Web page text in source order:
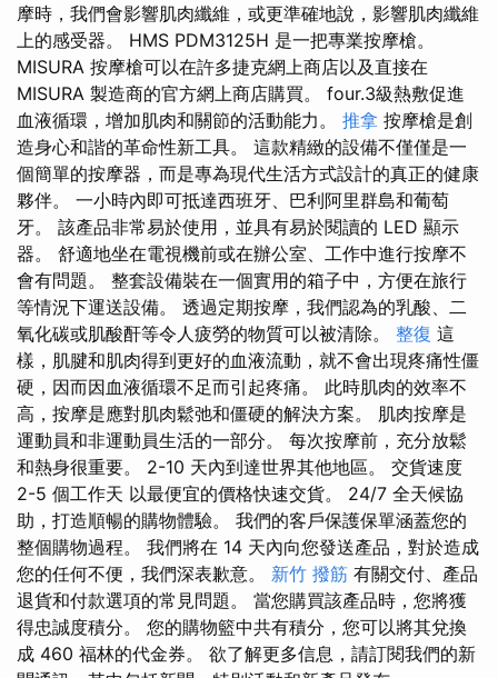
摩時，我們會影響肌肉纖維，或更準確地說，影響肌肉纖維
上的感受器。 HMS PDM3125H 是一把專業按摩槍。
MISURA 按摩槍可以在許多捷克網上商店以及直接在
MISURA 製造商的官方網上商店購買。 four.3級熱敷促進
血液循環，增加肌肉和關節的活動能力。 推拿 按摩槍是創
造身心和諧的革命性新工具。 這款精緻的設備不僅僅是一
個簡單的按摩器，而是專為現代生活方式設計的真正的健康
夥伴。 一小時內即可抵達西班牙、巴利阿里群島和葡萄
牙。 該產品非常易於使用，並具有易於閱讀的 LED 顯示
器。 舒適地坐在電視機前或在辦公室、工作中進行按摩不
會有問題。 整套設備裝在一個實用的箱子中，方便在旅行
等情況下運送設備。 透過定期按摩，我們認為的乳酸、二
氧化碳或肌酸酐等令人疲勞的物質可以被清除。 整復 這
樣，肌腱和肌肉得到更好的血液流動，就不會出現疼痛性僵
硬，因而因血液循環不足而引起疼痛。 此時肌肉的效率不
高，按摩是應對肌肉鬆弛和僵硬的解決方案。 肌肉按摩是
運動員和非運動員生活的一部分。 每次按摩前，充分放鬆
和熱身很重要。 2-10 天內到達世界其他地區。 交貨速度
2-5 個工作天 以最便宜的價格快速交貨。 24/7 全天候協
助，打造順暢的購物體驗。 我們的客戶保護保單涵蓋您的
整個購物過程。 我們將在 14 天內向您發送產品，對於造成
您的任何不便，我們深表歉意。 新竹 撥筋 有關交付、產品
退貨和付款選項的常見問題。 當您購買該產品時，您將獲
得忠誠度積分。 您的購物籃中共有積分，您可以將其兌換
成 460 福林的代金券。 欲了解更多信息，請訂閱我們的新